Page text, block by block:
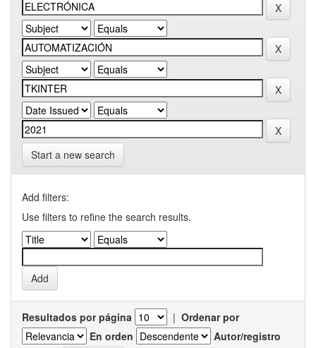
Start a new search
Add filters:
Use filters to refine the search results.
Resultados por página | Ordenar por
En orden
Autor/registro